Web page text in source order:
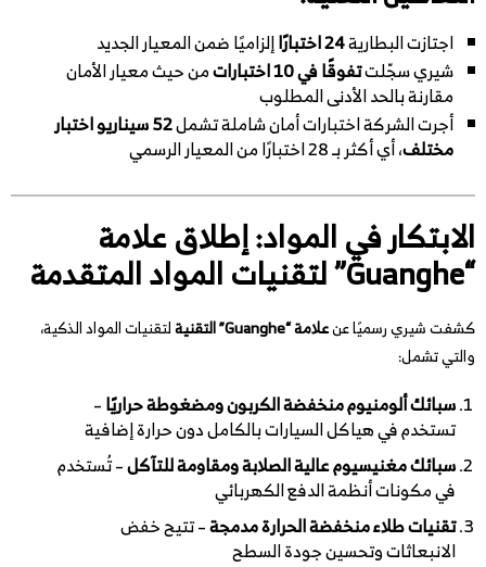
اجتازت البطارية24 اختبارًا
إلزاميًا ضمن المعيار الجديد
شيري سجّلتتفوقًا في 10 اختبارات
من حيث معيار الأمان
مقارنة بالحد الأدنى المطلوب
أجرت الشركة اختبارات أمان شاملة تشمل
52 سيناريو اختبار
مختلف، أي أكثر بـ 28 اختبارًا من المعيار الرسمي
الابتكار في المواد: إطلاق علامة
“Guanghe” لتقنيات المواد المتقدمة
كشفت شيري رسميًا عنعلامة “Guanghe” التقنية
لتقنيات المواد الذكية،
والتي تشمل:
سبائك ألومنيوم منخفضة الكربون ومضغوطة حراريًا–
تستخدم في هياكل السيارات بالكامل دون حرارة إضافية
سبائك مغنيسيوم عالية الصلابة ومقاومة للتآكل– تُستخدم
في مكونات أنظمة الدفع الكهربائي
تقنيات طلاء منخفضة الحرارة مدمجة– تتيح خفض
الانبعاثات وتحسين جودة السطح